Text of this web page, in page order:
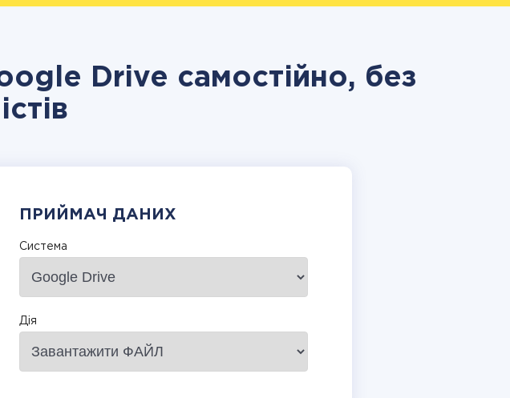
Drive самостійно, без
ПРИЙМАЧ ДАНИХ
Система
Дія